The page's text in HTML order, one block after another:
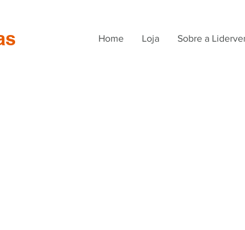
Home Loja Sobre a